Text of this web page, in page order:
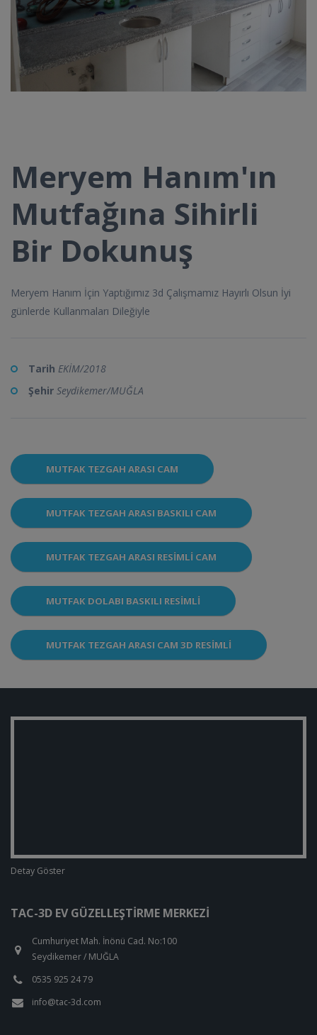
Meryem Hanım'ın
Mutfağına Sihirli
Bir Dokunuş
Meryem Hanım İçin Yaptığımız 3d Çalışmamız Hayırlı Olsun İyi
günlerde Kullanmaları Dileğiyle
Tarih EKİM/2018
Şehir Seydikemer/MUĞLA
MUTFAK TEZGAH ARASI CAM
MUTFAK TEZGAH ARASI BASKILI CAM
MUTFAK TEZGAH ARASI RESIMLI CAM
MUTFAK DOLABI BASKILI RESIMLI
MUTFAK TEZGAH ARASI CAM 3D RESIMLI
Detay Göster
TAC-3D EV GÜZELLEŞTIRME MERKEZI
Cumhuriyet Mah. İnönü Cad. No:100
Seydikemer / MUĞLA
0535 925 24 79
info@tac-3d.com